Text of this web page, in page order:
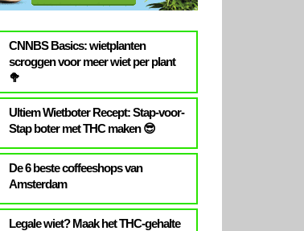
CNNBS Basics: wietplanten
scroggen voor meer wiet per plant
🥦
Ultiem Wietboter Recept: Stap-voor-
Stap boter met THC maken 😎
De 6 beste coffeeshops van
Amsterdam
Legale wiet? Maak het THC-gehalte